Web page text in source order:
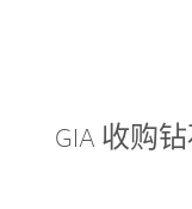
GIA 收购